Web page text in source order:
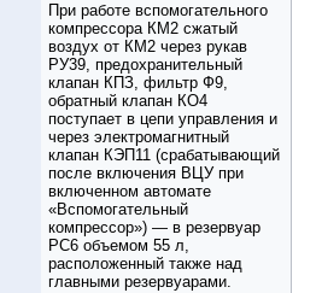
При работе вспомогательного
компрессора КМ2 сжатый
воздух от КМ2 через рукав
РУ39, предохранительный
клапан КПЗ, фильтр Ф9,
обратный клапан КО4
поступает в цепи управления и
через электромагнитный
клапан КЭП11 (срабатывающий
после включения ВЦУ при
включенном автомате
«Вспомогательный
компрессор») — в резервуар
РС6 объемом 55 л,
расположенный также над
главными резервуарами.